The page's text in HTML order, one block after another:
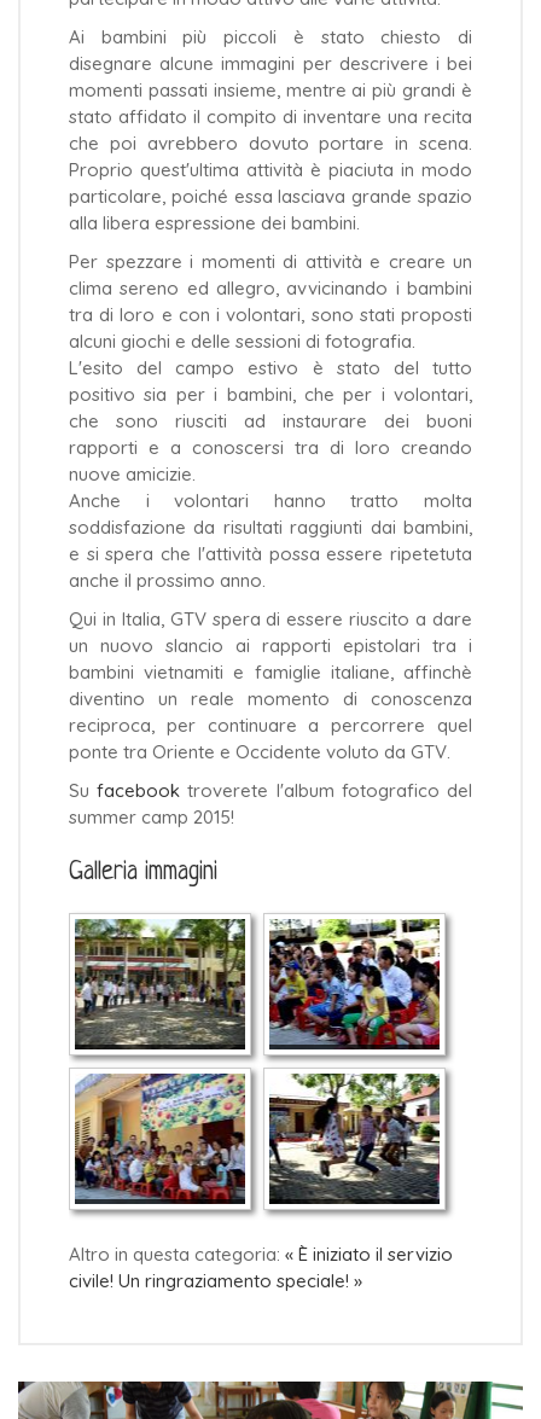
Ai bambini più piccoli è stato chiesto di
disegnare alcune immagini per descrivere i bei
momenti passati insieme, mentre ai più grandi è
stato affidato il compito di inventare una recita
che poi avrebbero dovuto portare in scena.
Proprio quest'ultima attività è piaciuta in modo
particolare, poiché essa lasciava grande spazio
alla libera espressione dei bambini.
Per spezzare i momenti di attività e creare un
clima sereno ed allegro, avvicinando i bambini
tra di loro e con i volontari, sono stati proposti
alcuni giochi e delle sessioni di fotografia.
L'esito del campo estivo è stato del tutto
positivo sia per i bambini, che per i volontari,
che sono riusciti ad instaurare dei buoni
rapporti e a conoscersi tra di loro creando
nuove amicizie.
Anche i volontari hanno tratto molta
soddisfazione da risultati raggiunti dai bambini,
e si spera che l'attività possa essere ripetetuta
anche il prossimo anno.
Qui in Italia, GTV spera di essere riuscito a dare
un nuovo slancio ai rapporti epistolari tra i
bambini vietnamiti e famiglie italiane, affinchè
diventino un reale momento di conoscenza
reciproca, per continuare a percorrere quel
ponte tra Oriente e Occidente voluto da GTV.
Sufacebook troverete l'album fotografico del
summer camp 2015!
Galleria immagini
Altro in questa categoria: « È iniziato il servizio
civile! Un ringraziamento speciale! »